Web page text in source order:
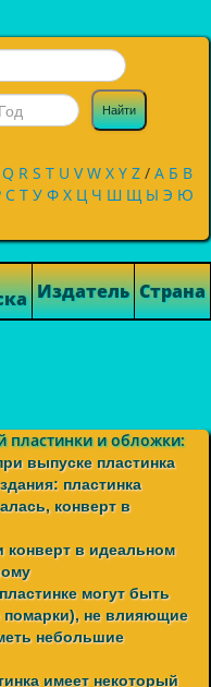
Найти
Q R S T U V W X Y Z / А Б В
С Т У Ф Х Ц Ч Ш Щ Ы Э Ю
Издатель Страна
пластинки и обложки:
выпуске пластинка
пластинка
конверт в
конверт в идеальном
могут быть
помарки), не влияющие
небольшие
имеет некоторый